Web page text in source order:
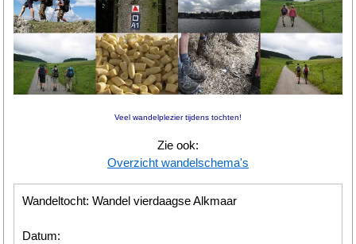
Ideale
gewicht
Wandelen
Veel wandelplezier tijdens tochten!
Zie ook:
Overzicht wandelschema's
Wandeltocht: Wandel vierdaagse Alkmaar
Datum: